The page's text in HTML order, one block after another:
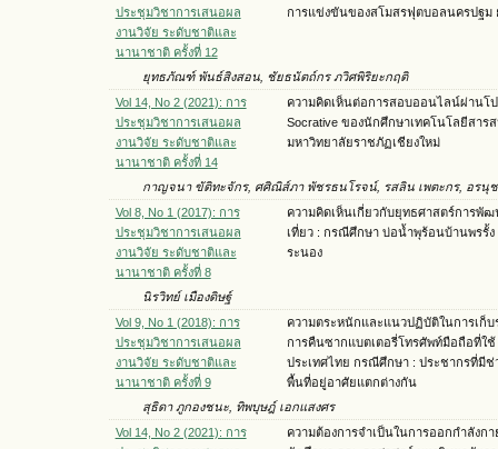
ประชุมวิชาการเสนอผล
งานวิจัย ระดับชาติและ
นานาชาติ ครั้งที่ 12
การแข่งขันของสโมสรฟุตบอลนครปฐม
ยุทธภัณฑ์ พันธ์สิงสอน, ชัยธนัตถ์กร ภวิศพิริยะกฤติ
Vol 14, No 2 (2021): การ
ประชุมวิชาการเสนอผล
งานวิจัย ระดับชาติและ
นานาชาติ ครั้งที่ 14
ความคิดเห็นต่อการสอบออนไลน์ผ่านโ
Socrative ของนักศึกษาเทคโนโลยีสาร
มหาวิทยาลัยราชภัฏเชียงใหม่
กาญจนา ขัติทะจักร, ศศิณิส์ภา พัชรธนโรจน์, รสลิน เพตะกร, อรนุ
Vol 8, No 1 (2017): การ
ประชุมวิชาการเสนอผล
งานวิจัย ระดับชาติและ
นานาชาติ ครั้งที่ 8
ความคิดเห็นเกี่ยวกับยุทธศาสตร์การพัฒ
เที่ยว : กรณีศึกษา บ่อนํ้าพุร้อนบ้านพรรั้ง
ระนอง
นิรวิทย์ เมืองดิษฐ์
Vol 9, No 1 (2018): การ
ประชุมวิชาการเสนอผล
งานวิจัย ระดับชาติและ
นานาชาติ ครั้งที่ 9
ความตระหนักและแนวปฏิบัติในการเก็บ
การคืนซากแบตเตอรี่โทรศัพท์มือถือที่ใช้
ประเทศไทย กรณีศึกษา : ประชากรที่มีช่
พื้นที่อยู่อาศัยแตกต่างกัน
สุธิดา ภูกองชนะ, ทิพบุษฎ์ เอกแสงศร
Vol 14, No 2 (2021): การ
ความต้องการจำเป็นในการออกกำลังกา